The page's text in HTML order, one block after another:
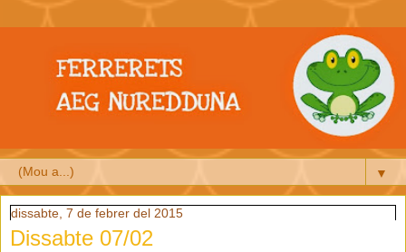
▼
dissabte, 7 de febrer del 2015
Dissabte 07/02